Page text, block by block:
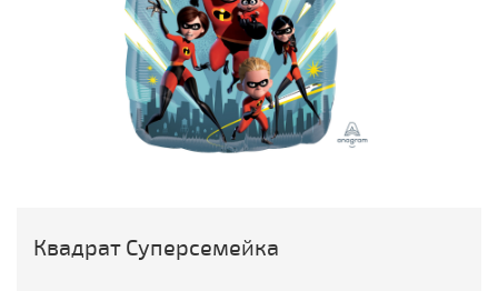
Квадрат Суперсемейка